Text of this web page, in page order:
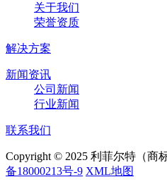
关于我们
荣誉资质
解决方案
新闻资讯
公司新闻
行业新闻
联系我们
Copyright © 2025 利菲尔特（商
备18000213号-9 XML地图